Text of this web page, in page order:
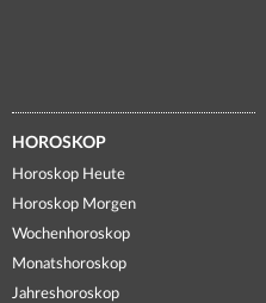
HOROSKOP
Horoskop Heute
Horoskop Morgen
Wochenhoroskop
Monatshoroskop
Jahreshoroskop